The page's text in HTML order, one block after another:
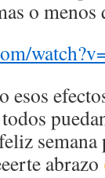
o
esos
abrazo